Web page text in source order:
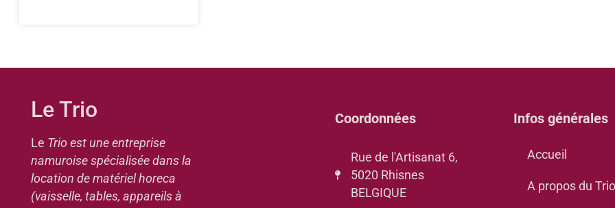
Le Trio
Le Trio est une entreprise
namuroise spécialisée dans la
location de matériel horeca
(vaisselle, tables, appareils à
Coordonnées
Rue de l'Artisanat 6,
5020 Rhisnes
BELGIQUE
Infos générales
Accueil
A propos du Trio